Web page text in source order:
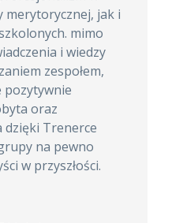
merytorycznej, jak i
mimo
i wiedzy
zespołem,
pozytywnie
oraz
dzięki Trenerce
na pewno
w przyszłości.